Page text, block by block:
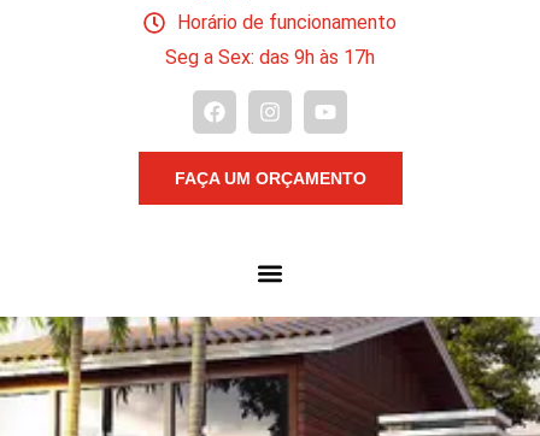
Horário de funcionamento
Seg a Sex: das 9h às 17h
FAÇA UM ORÇAMENTO